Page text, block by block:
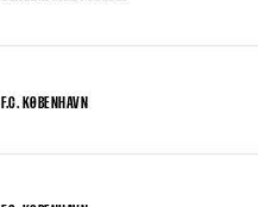
F.C. KØBENHAVN